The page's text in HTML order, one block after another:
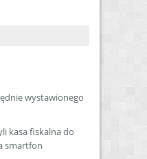
wystawionego
kasa fiskalna do
smartfon